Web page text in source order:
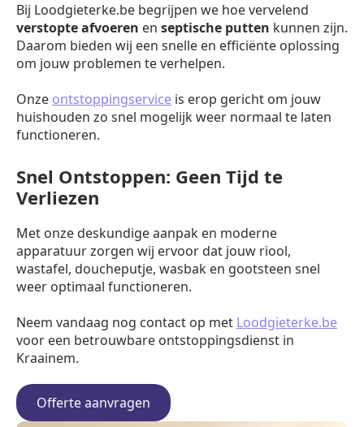
Bij Loodgieterke.be begrijpen we hoe vervelend
verstopte afvoeren en septische putten kunnen zijn.
Daarom bieden wij een snelle en efficiënte oplossing
om jouw problemen te verhelpen.
Onze ontstoppingservice is erop gericht om jouw
huishouden zo snel mogelijk weer normaal te laten
functioneren.
Snel Ontstoppen: Geen Tijd te
Verliezen
Met onze deskundige aanpak en moderne
apparatuur zorgen wij ervoor dat jouw riool,
wastafel, doucheputje, wasbak en gootsteen snel
weer optimaal functioneren.
Neem vandaag nog contact op met Loodgieterke.be
voor een betrouwbare ontstoppingsdienst in
Kraainem.
Offerte aanvragen